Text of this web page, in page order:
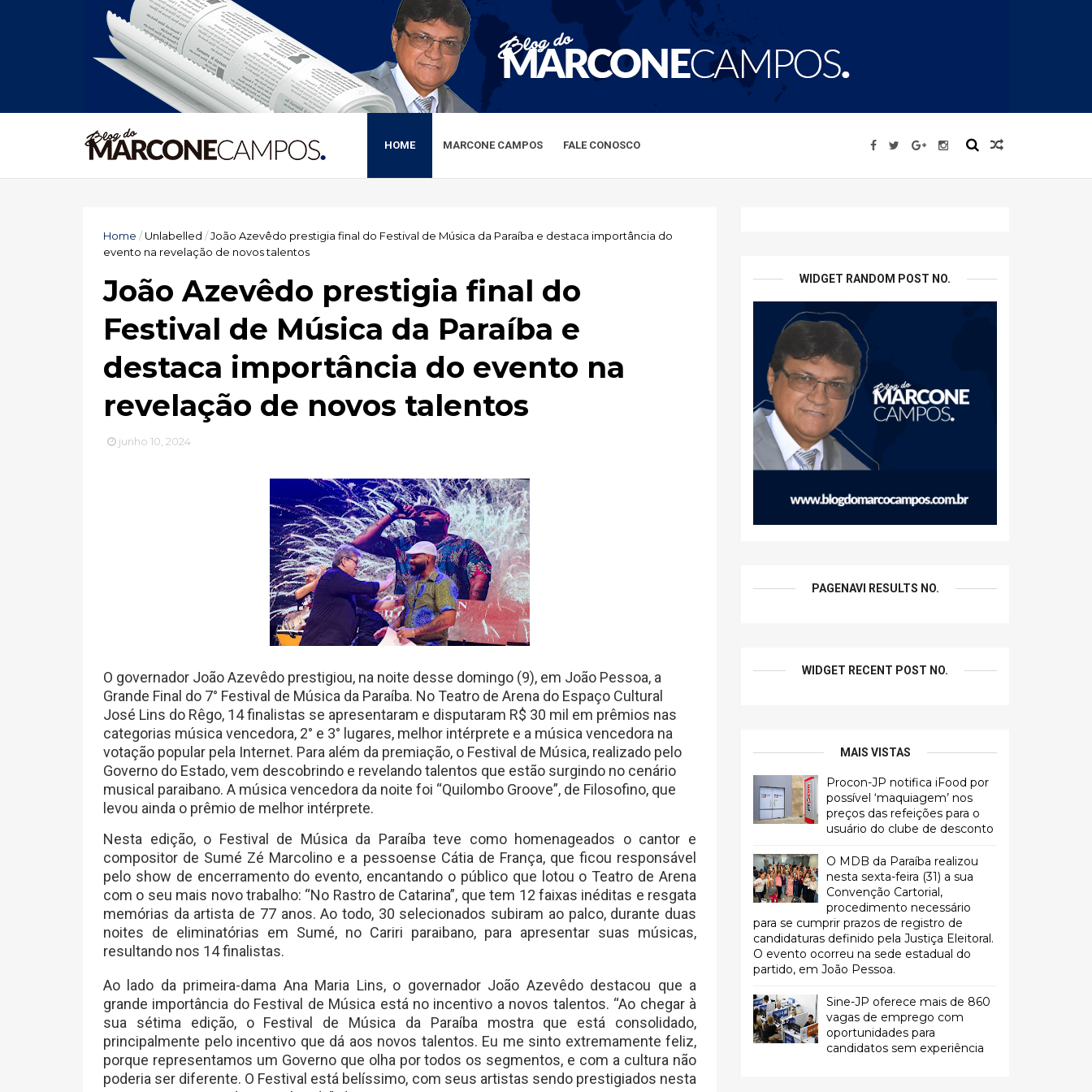
HOME MARCONE CAMPOS FALE CONOSCO
Home /Unlabelled /João Azevêdo prestigia final do Festival de Música da Paraíba e destaca importância do
evento na revelação de novos talentos
João Azevêdo prestigia final do
Festival de Música da Paraíba e
destaca importância do evento na
revelação de novos talentos
junho 10, 2024
O governador João Azevêdo prestigiou, na noite desse domingo (9), em João Pessoa, a
Grande Final do 7° Festival de Música da Paraíba. No Teatro de Arena do Espaço Cultural
José Lins do Rêgo, 14 finalistas se apresentaram e disputaram R$ 30 mil em prêmios nas
categorias música vencedora, 2° e 3° lugares, melhor intérprete e a música vencedora na
votação popular pela Internet. Para além da premiação, o Festival de Música, realizado pelo
Governo do Estado, vem descobrindo e revelando talentos que estão surgindo no cenário
musical paraibano. A música vencedora da noite foi “Quilombo Groove”, de Filosofino, que
levou ainda o prêmio de melhor intérprete.
Nesta edição, o Festival de Música da Paraíba teve como homenageados o cantor e
compositor de Sumé Zé Marcolino e a pessoense Cátia de França, que ficou responsável
pelo show de encerramento do evento, encantando o público que lotou o Teatro de Arena
com o seu mais novo trabalho: “No Rastro de Catarina”, que tem 12 faixas inéditas e resgata
memórias da artista de 77 anos. Ao todo, 30 selecionados subiram ao palco, durante duas
noites de eliminatórias em Sumé, no Cariri paraibano, para apresentar suas músicas,
resultando nos 14 finalistas.
Ao lado da primeira-dama Ana Maria Lins, o governador João Azevêdo destacou que a
grande importância do Festival de Música está no incentivo a novos talentos. “Ao chegar à
sua sétima edição, o Festival de Música da Paraíba mostra que está consolidado,
principalmente pelo incentivo que dá aos novos talentos. Eu me sinto extremamente feliz,
porque representamos um Governo que olha por todos os segmentos, e com a cultura não
poderia ser diferente. O Festival está belíssimo, com seus artistas sendo prestigiados nesta
WIDGET RANDOM POST NO.
PAGENAVI RESULTS NO.
WIDGET RECENT POST NO.
MAIS VISTAS
Procon-JP notifica iFood por
possível ‘maquiagem’ nos
preços das refeições para o
usuário do clube de desconto
O MDB da Paraíba realizou
nesta sexta-feira (31) a sua
Convenção Cartorial,
procedimento necessário
para se cumprir prazos de registro de
candidaturas definido pela Justiça Eleitoral.
O evento ocorreu na sede estadual do
partido, em João Pessoa.
Sine-JP oferece mais de 860
vagas de emprego com
oportunidades para
candidatos sem experiência